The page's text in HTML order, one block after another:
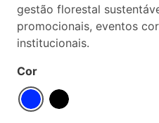
gestão florestal
promocionais, eventos
institucionais.
Cor